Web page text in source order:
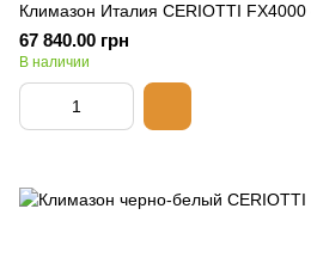
Климазон Италия CERIOTTI
67 840.00 грн
В наличии